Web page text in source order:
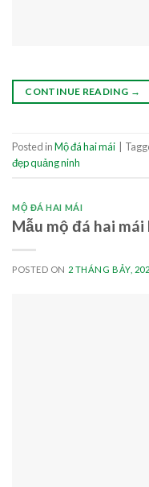
CONTINUE READING →
Posted inMộ đá hai mái
đẹp quảng ninh
MỘ ĐÁ HAI MÁI
Mẫu mộ đá hai mái
POSTED ON 2 THÁNG BẢY,